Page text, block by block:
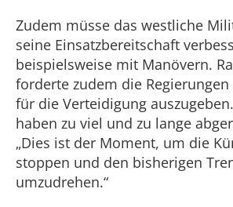
Zudem müsse das westliche
seine Einsatzbereitschaft
beispielsweise mit Manövern.
forderte zudem die
für die Verteidigung
haben zu viel und zu lange
„Dies ist der Moment, um die
stoppen und den bisherigen
umzudrehen.“